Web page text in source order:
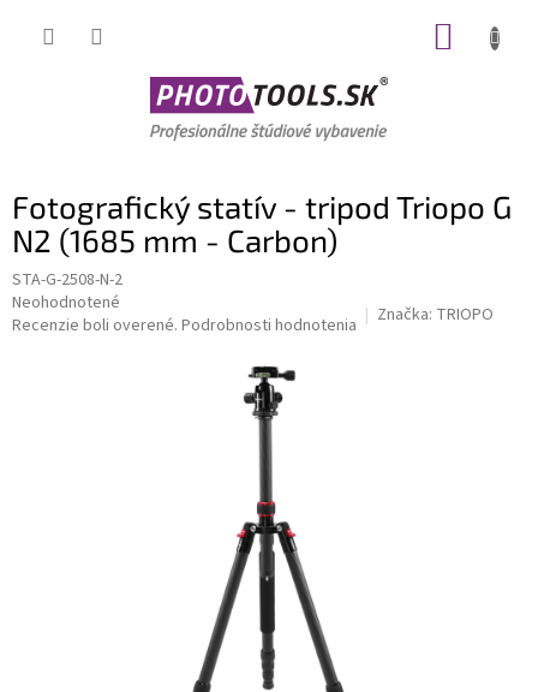
Fotografický statív - tripod Triopo G
N2 (1685 mm - Carbon)
STA-G-2508-N-2
Priemerné
hodnotenie
Neohodnotené
Recenzie boli overené. Podrobnosti hodnotenia Značka: TRIOPO